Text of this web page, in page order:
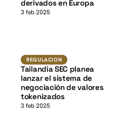
derivados en Europa
3 feb 2025
Regulacion
REGULACION
Tailandia SEC planea
lanzar el sistema de
negociación de valores
tokenizados
3 feb 2025